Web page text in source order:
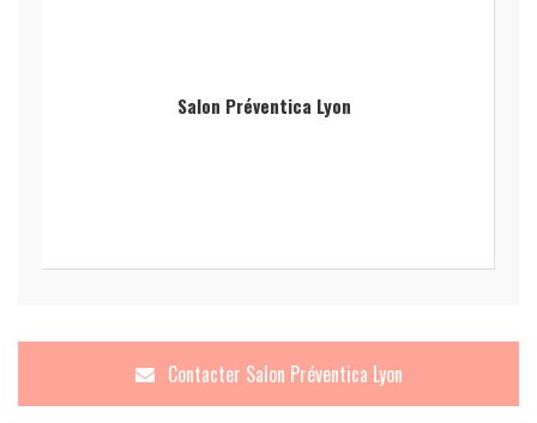
Salon Préventica Lyon
Contacter Salon Préventica Lyon